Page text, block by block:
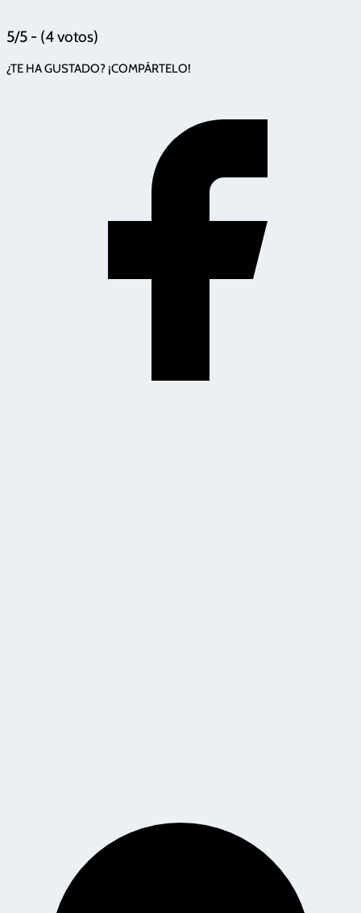
5/5 - (4 votos)
¿TE HA GUSTADO? ¡COMPÁRTELO!